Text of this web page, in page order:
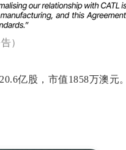
）
亿股，市值1858万澳元。